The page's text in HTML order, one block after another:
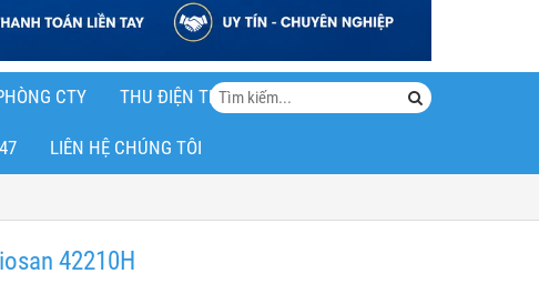
CTY THU ĐIỆN THOẠI
LIÊN HỆ CHÚNG TÔI
42210H